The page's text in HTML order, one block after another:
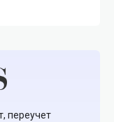
переучет